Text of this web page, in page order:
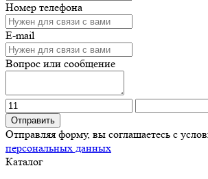
Номер телефона
E-mail
Вопрос или сообщение
Отправить
Отправляя форму, вы соглашаетесь с
персональных данных
Каталог